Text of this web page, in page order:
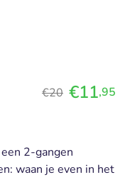
€20 €11,95
2-gangen
waan je even in het